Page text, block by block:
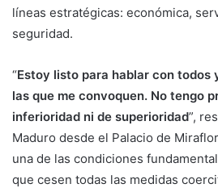
líneas estratégicas: económica,
seguridad.
“Estoy listo para hablar con todos
las que me convoquen. No tengo
inferioridad ni de superioridad”,
Maduro desde el Palacio de
una de las condiciones
que cesen todas las medidas